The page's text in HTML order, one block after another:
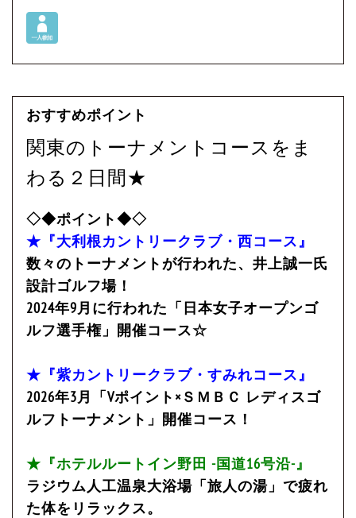
おすすめポイント
関東のトーナメントコースをま
わる２日間★
◇◆ポイント◆◇
★『大利根カントリークラブ・西コース』
数々のトーナメントが行われた、井上誠一氏
設計ゴルフ場！
2024年9月に行われた「日本女子オープンゴ
ルフ選手権」開催コース☆
★『紫カントリークラブ・すみれコース』
2026年3月「Vポイント×ＳＭＢＣ レディスゴ
ルフトーナメント」開催コース！
★『ホテルルートイン野田 -国道16号沿-』
ラジウム人工温泉大浴場「旅人の湯」で疲れ
た体をリラックス。